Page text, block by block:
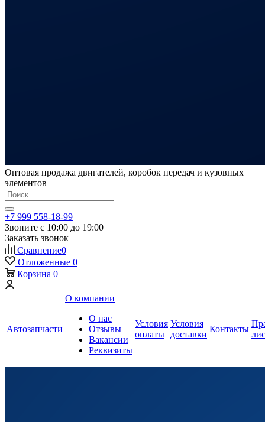
Оптовая продажа двигателей, коробок передач и кузовных
элементов
+7 999 558-18-99
Звоните с 10:00 до 19:00
Заказать звонок
Сравнение0
Отложенные 0
Корзина 0
Автозапчасти
О компании
О нас
Отзывы
Вакансии
Реквизиты
Условия
оплаты
Условия
доставки
Контакты